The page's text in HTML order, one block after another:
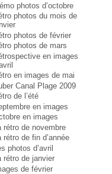
photos d’octobre
photos du mois de
photos de février
photos de mars
en images
en images de mai
Canal Plage 2009
de l’été
en images
en images
rétro de novembre
rétro de fin d’année
photos d’avril
rétro de janvier
de février